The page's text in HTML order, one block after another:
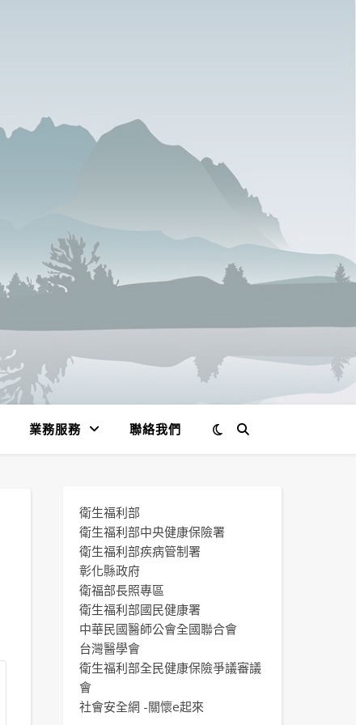
業務服務 聯絡我們
衛生福利部
衛生福利部中央健康保險署
衛生福利部疾病管制署
彰化縣政府
衛福部長照專區
衛生福利部國民健康署
中華民國醫師公會全國聯合會
台灣醫學會
衛生福利部全民健康保險爭議審議
會
社會安全網 -關懷e起來